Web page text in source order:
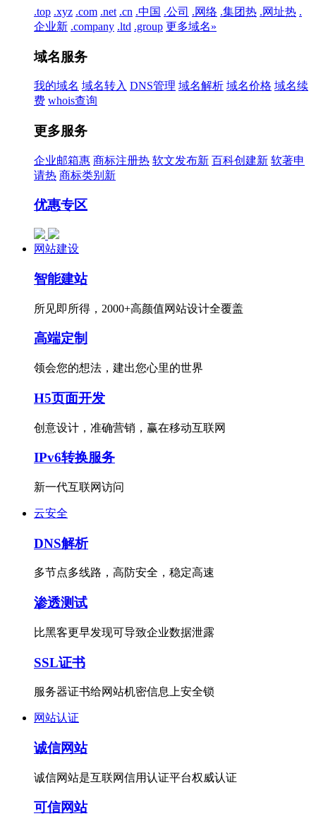
.top .xyz .com .net .cn .中国 .公司 .网络 .集团热 .网址热 .
企业新 .company .ltd .group 更多域名»
域名服务
我的域名 域名转入 DNS管理 域名解析 域名价格 域名续
费 whois查询
更多服务
企业邮箱惠 商标注册热 软文发布新 百科创建新 软著申
请热 商标类别 新
优惠专区
网站建设
智能建站
所见即所得，2000+高颜值网站设计全覆盖
高端定制
领会您的想法，建出您心里的世界
H5页面开发
创意设计，准确营销，赢在移动互联网
IPv6转换服务
新一代互联网访问
云安全
DNS解析
多节点多线路，高防安全，稳定高速
渗透测试
比黑客更早发现可导致企业数据泄露
SSL证书
服务器证书给网站机密信息上安全锁
网站认证
诚信网站
诚信网站是互联网信用认证平台权威认证
可信网站